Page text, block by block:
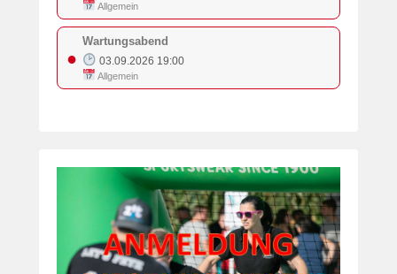
Allgemein
●
Wartungsabend
03.09.2026 19:00
Allgemein